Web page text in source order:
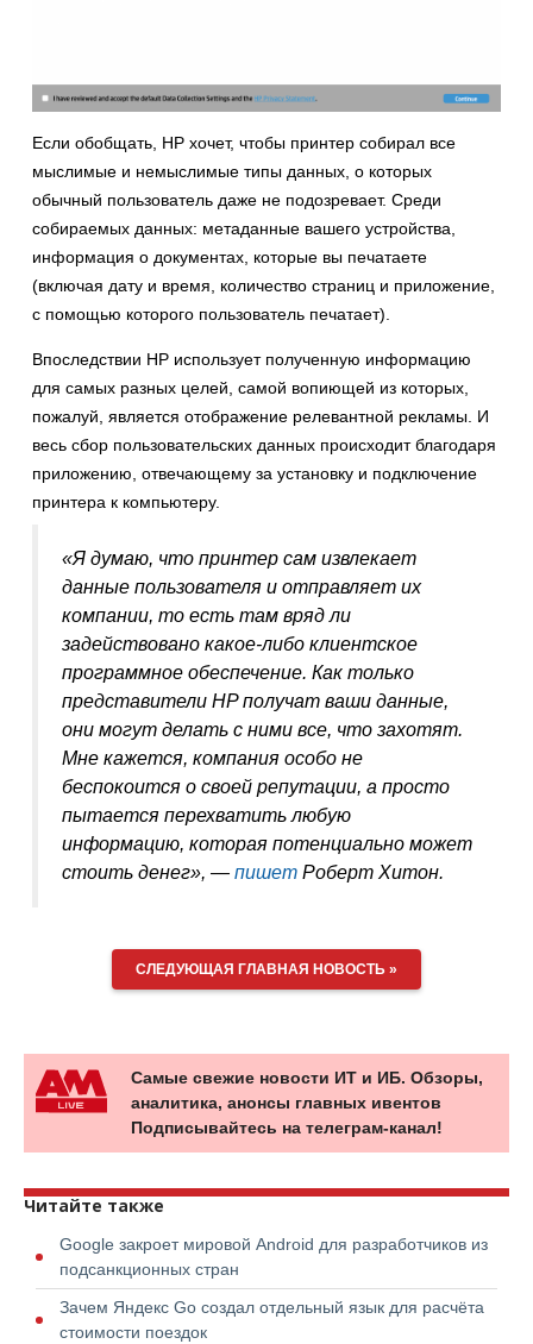
Если обобщать, HP хочет, чтобы принтер собирал все
мыслимые и немыслимые типы данных, о которых
обычный пользователь даже не подозревает. Среди
собираемых данных: метаданные вашего устройства,
информация о документах, которые вы печатаете
(включая дату и время, количество страниц и приложение,
с помощью которого пользователь печатает).
Впоследствии HP использует полученную информацию
для самых разных целей, самой вопиющей из которых,
пожалуй, является отображение релевантной рекламы. И
весь сбор пользовательских данных происходит благодаря
приложению, отвечающему за установку и подключение
принтера к компьютеру.
«Я думаю, что принтер сам извлекает
данные пользователя и отправляет их
компании, то есть там вряд ли
задействовано какое-либо клиентское
программное обеспечение. Как только
представители HP получат ваши данные,
они могут делать с ними все, что захотят.
Мне кажется, компания особо не
беспокоится о своей репутации, а просто
пытается перехватить любую
информацию, которая потенциально может
стоить денег», — пишет Роберт Хитон.
СЛЕДУЮЩАЯ ГЛАВНАЯ НОВОСТЬ »
Самые свежие новости ИТ и ИБ. Обзоры,
аналитика, анонсы главных ивентов
Подписывайтесь на телеграм-канал!
Читайте также
Google закроет мировой Android для разработчиков из
подсанкционных стран
Зачем Яндекс Go создал отдельный язык для расчёта
стоимости поездок